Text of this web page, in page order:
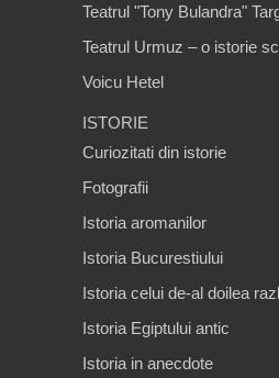
Teatrul "Tony Bulandra"
Teatrul Urmuz – o istorie
Voicu Hetel
ISTORIE
Curiozitati din istorie
Fotografii
Istoria aromanilor
Istoria Bucurestiului
Istoria celui de-al doilea
Istoria Egiptului antic
Istoria in anecdote